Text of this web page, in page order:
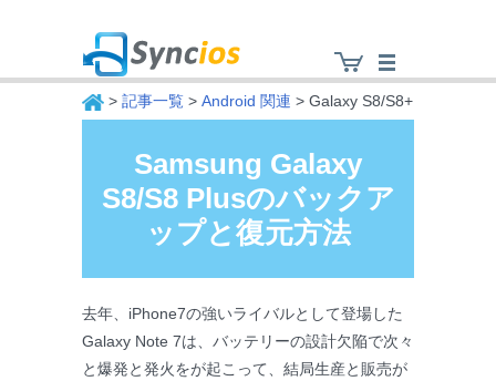
Syncios
> 記事一覧 > Android 関連 > Galaxy S8/S8+
Samsung Galaxy
S8/S8 Plusのバックア
ップと復元方法
去年、iPhone7の強いライバルとして登場した
Galaxy Note 7は、バッテリーの設計欠陥で次々
と爆発と発火をが起こって、結局生産と販売が